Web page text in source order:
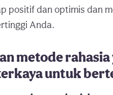
positif dan optimis dan
Anda.
metode rahasia
untuk